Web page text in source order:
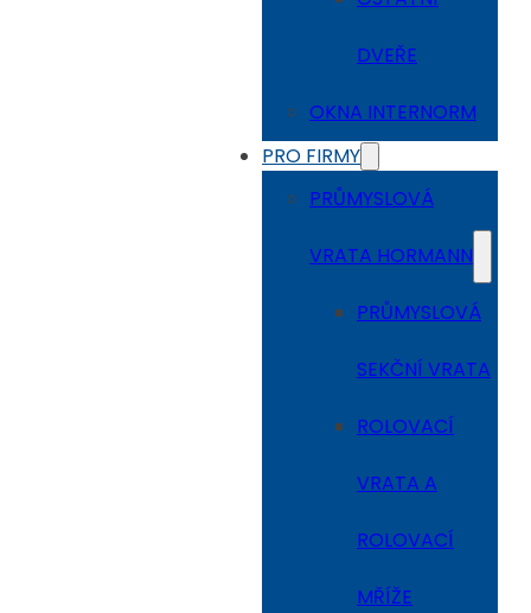
DVEŘE
OKNA INTERNORM
PRO FIRMY
PRŮMYSLOVÁ
VRATA HORMANN
PRŮMYSLOVÁ
SEKČNÍ VRATA
ROLOVACÍ
VRATA A
ROLOVACÍ
MŘÍŽE